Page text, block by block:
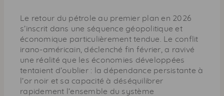
e
Le retour du pétrole au premier plan en 2026
s’inscrit dans une séquence géopolitique et
économique particulièrement tendue. Le conflit
irano-américain, déclenché fin février, a ravivé
une réalité que les économies développées
tentaient d’oublier : la dépendance persistante à
l’or noir et sa capacité à déséquilibrer
rapidement l’ensemble du système